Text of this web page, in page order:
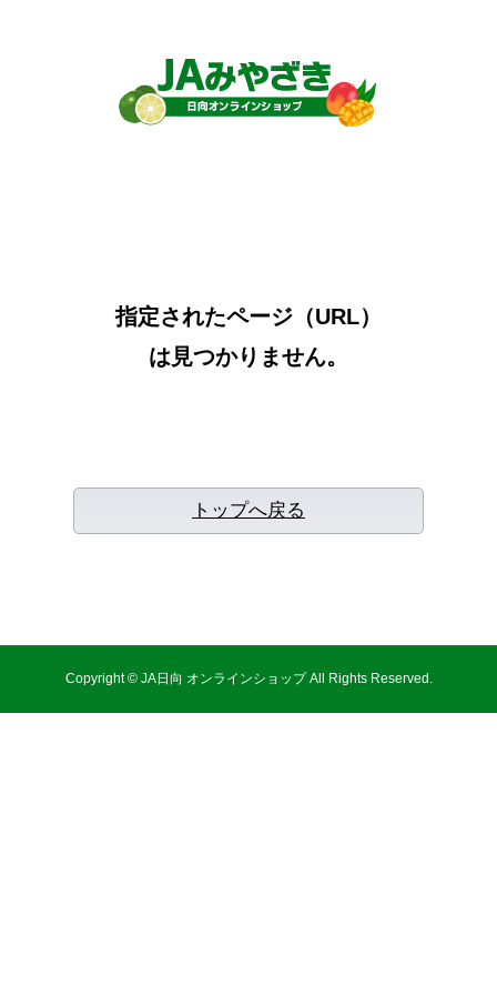
指定されたページ（URL）
は見つかりません。
トップへ戻る
Copyright © JA日向 オンラインショップ All Rights Reserved.